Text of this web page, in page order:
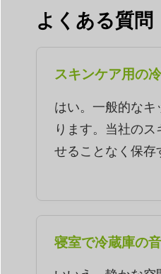
よくある質問
スキンケア用の
はい。一般的な
ります。当社の
せることなく保存
寝室で冷蔵庫の